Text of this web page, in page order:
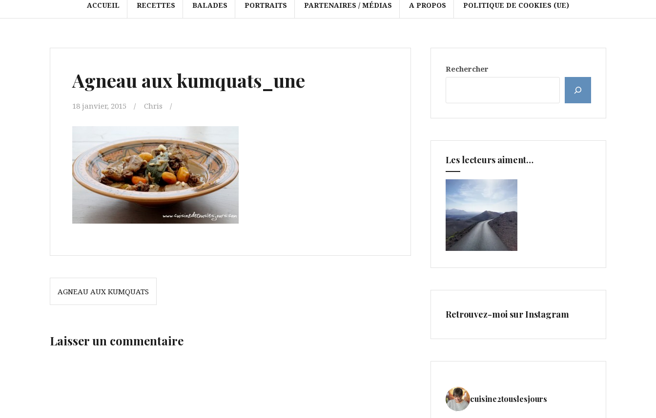
ACCUEIL RECETTES BALADES PORTRAITS PARTENAIRES / MÉDIAS A PROPOS POLITIQUE DE COOKIES (UE)
Agneau aux kumquats_une
18 janvier, 2015 Chris
Navigation
deAGNEAU AUX KUMQUATS
Laisser un commentaire
Rechercher
Les lecteurs aiment…
Retrouvez-moi sur Instagram
cuisine2touslesjours